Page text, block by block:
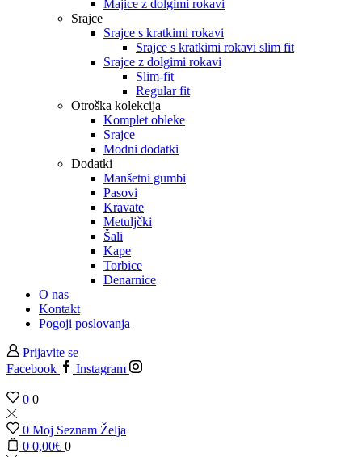
Majice z dolgimi rokavi
Srajce
Srajce s kratkimi rokavi
Srajce s kratkimi rokavi slim fit
Srajce z dolgimi rokavi
Slim-fit
Regular fit
Otroška kolekcija
Komplet obleke
Srajce
Modni dodatki
Dodatki
Manšetni gumbi
Pasovi
Kravate
Metuljčki
Šali
Kape
Torbice
Denarnice
O nas
Kontakt
Pogoji poslovanja
Prijavite se
Facebook
Instagram
0 0
0 Moj Seznam Želja
0 0,00€ 0